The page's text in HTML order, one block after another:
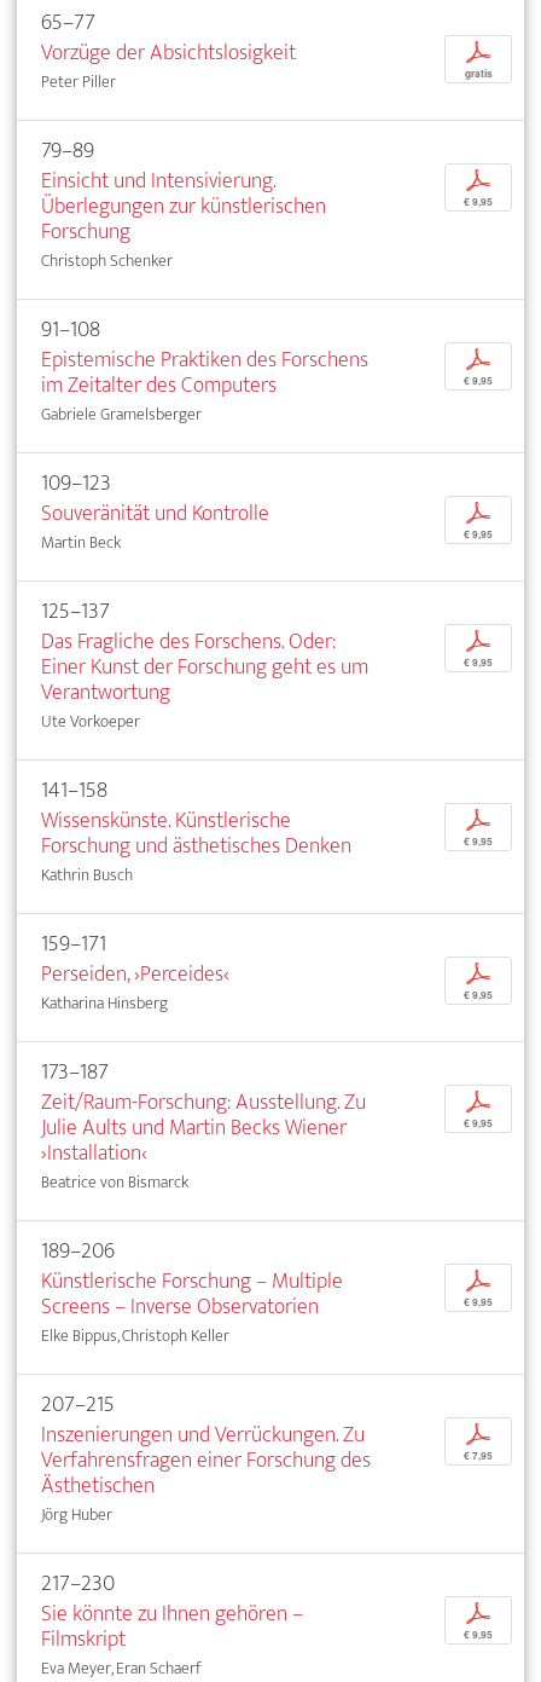
65–77
Vorzüge der Absichtslosigkeit
Peter Piller
p
gratis
79–89
Einsicht und Intensivierung.
Überlegungen zur künstlerischen
Forschung
Christoph Schenker
p
€ 9,95
91–108
Epistemische Praktiken des Forschens
im Zeitalter des Computers
Gabriele Gramelsberger
p
€ 9,95
109–123
Souveränität und Kontrolle
Martin Beck
p
€ 9,95
125–137
Das Fragliche des Forschens. Oder:
Einer Kunst der Forschung geht es um
Verantwortung
Ute Vorkoeper
p
€ 9,95
141–158
Wissenskünste. Künstlerische
Forschung und ästhetisches Denken
Kathrin Busch
p
€ 9,95
159–171
Perseiden, ›Perceides‹
Katharina Hinsberg
p
€ 9,95
173–187
Zeit/Raum-Forschung: Ausstellung. Zu
Julie Aults und Martin Becks Wiener
›Installation‹
Beatrice von Bismarck
p
€ 9,95
189–206
Künstlerische Forschung – Multiple
Screens – Inverse Observatorien
Elke Bippus, Christoph Keller
p
€ 9,95
207–215
Inszenierungen und Verrückungen. Zu
Verfahrensfragen einer Forschung des
Ästhetischen
Jörg Huber
p
€ 7,95
217–230
Sie könnte zu Ihnen gehören –
Filmskript
Eva Meyer, Eran Schaerf
p
€ 9,95